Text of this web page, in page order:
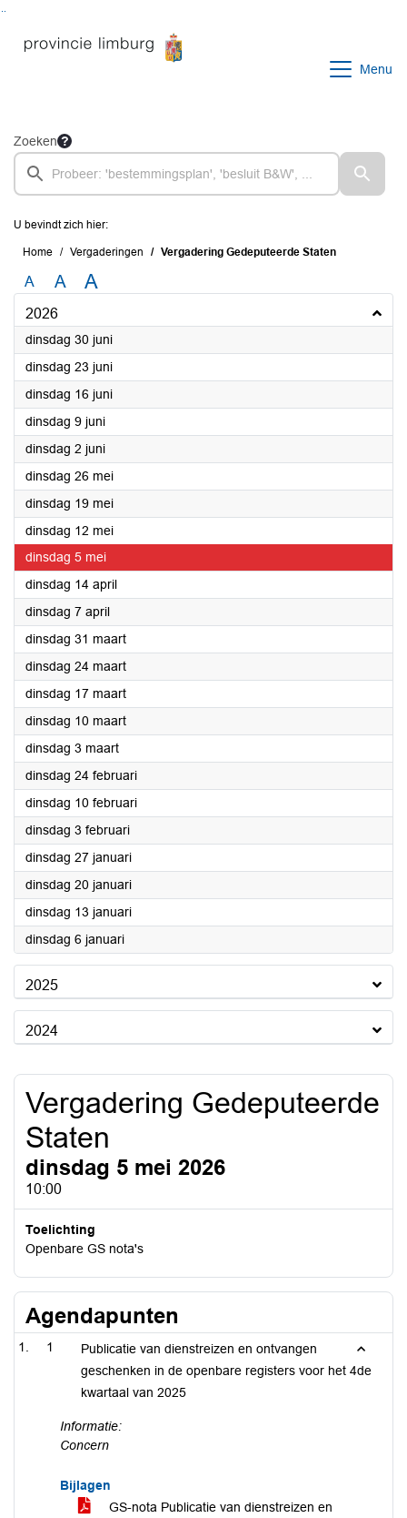
Menu
Zoeken
U bevindt zich hier:
Home Vergaderingen Vergadering Gedeputeerde Staten
A A A
2026
dinsdag 30 juni2026
dinsdag 23 juni2026
dinsdag 16 juni2026
dinsdag 9 juni2026
dinsdag 2 juni2026
dinsdag 26 mei2026
dinsdag 19 mei2026
dinsdag 12 mei2026
dinsdag 5 mei2026
dinsdag 14 april2026
dinsdag 7 april2026
dinsdag 31 maart2026
dinsdag 24 maart2026
dinsdag 17 maart2026
dinsdag 10 maart2026
dinsdag 3 maart2026
dinsdag 24 februari2026
dinsdag 10 februari2026
dinsdag 3 februari2026
dinsdag 27 januari2026
dinsdag 20 januari2026
dinsdag 13 januari2026
dinsdag 6 januari2026
2025
2024
Vergadering Gedeputeerde
Staten
dinsdag 5 mei 2026
10:00
Toelichting
Openbare GS nota's
Agendapunten
1
Publicatie van dienstreizen en ontvangen
geschenken in de openbare registers voor het 4de
kwartaal van 2025
Informatie:
Concern
Bijlagen
GS-nota Publicatie van dienstreizen en